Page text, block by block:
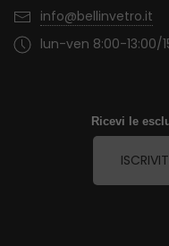
info@bellinvetro.it
lun-ven 8:00-13:00/
Ricevi le